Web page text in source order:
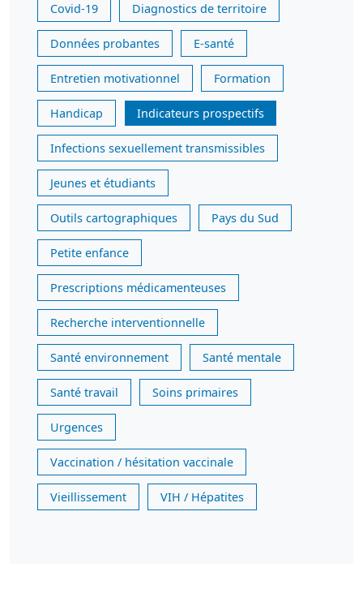
Covid-19 Diagnostics de territoire
Données probantes E-santé
Entretien motivationnel Formation
Handicap Indicateurs prospectifs
Infections sexuellement transmissibles
Jeunes et étudiants
Outils cartographiques Pays du Sud
Petite enfance
Prescriptions médicamenteuses
Recherche interventionnelle
Santé environnement Santé mentale
Santé travail Soins primaires
Urgences
Vaccination / hésitation vaccinale
Vieillissement VIH / Hépatites